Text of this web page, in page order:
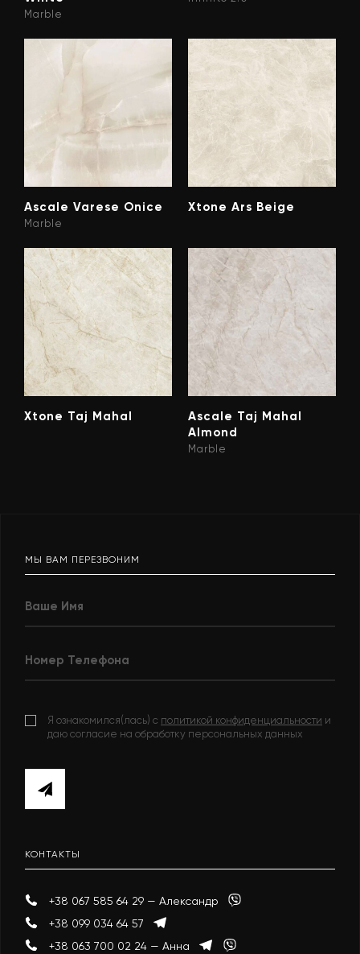
Marble
Ascale Varese Onice
Marble
Xtone Ars Beige
Xtone Taj Mahal
Ascale Taj Mahal
Almond
Marble
МЫ ВАМ ПЕРЕЗВОНИМ
Я ознакомился(лась) с политикой конфиденциальности и
даю согласие на обработку персональных данных
КОНТАКТЫ
+38 067 585 64 29 — Александр
+38 099 034 64 57
+38 063 700 02 24 — Анна